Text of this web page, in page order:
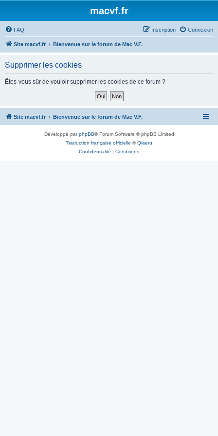
macvf.fr
FAQ Connexion
Inscription
Site macvf.fr Bienvenue sur le forum de Mac V.F.
Supprimer les cookies
Êtes-vous sûr de vouloir supprimer les cookies de ce forum ?
Site macvf.fr Bienvenue sur le forum de Mac V.F.
Développé parphpBB® Forum Software © phpBB Limited
Traduction française officielle ©Qiaeru
Confidentialité | Conditions